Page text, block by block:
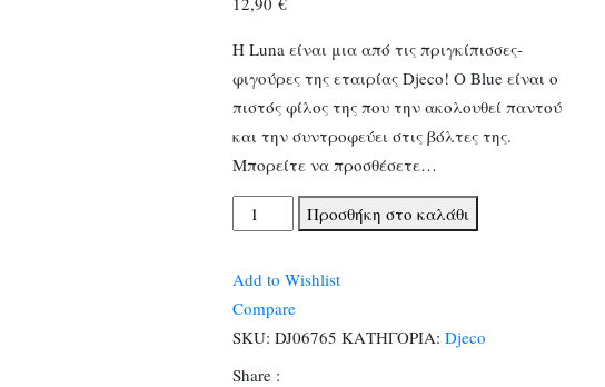
Η Luna είναι μια από τις πριγκίπισσες-
φιγούρες της εταιρίας Djeco! Ο Blue είναι ο
πιστός φίλος της που την ακολουθεί παντού
και την συντροφεύει στις βόλτες της.
Μπορείτε να προσθέσετε…
Djeco
Φιγούρα
Προσθήκη στο καλάθι
Add to Wishlist
Compare
SKU: DJ06765 ΚΑΤΗΓΟΡΙΑ: Djeco
Share :